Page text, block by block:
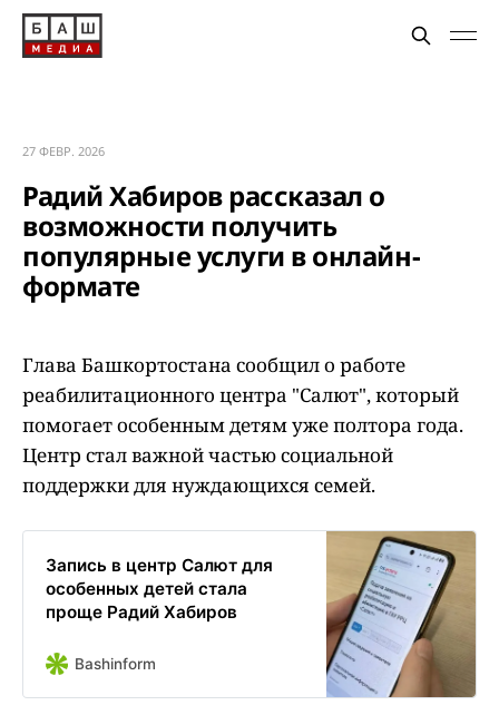
27 ФЕВР. 2026
Радий Хабиров рассказал о
возможности получить
популярные услуги в онлайн-
формате
Глава Башкортостана сообщил о работе
реабилитационного центра "Салют", который
помогает особенным детям уже полтора года.
Центр стал важной частью социальной
поддержки для нуждающихся семей.
Запись в центр Салют для
особенных детей стала
проще Радий Хабиров
Bashinform